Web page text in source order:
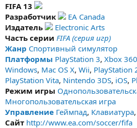
FIFA 13
Разработчик
EA Canada
Издатель
Electronic Arts
Часть серии FIFA (серия игр)
Жанр Спортивный симулятор
Платформы PlayStation 3, Xbox 360
Windows, Mac OS X, Wii, PlayStation
PlayStation Vita, Nintendo 3DS, iOS,
Режим игры
Многопользовательская игра
Управление Геймпад, Клавиатура,
Сайт http://www.ea.com/soccer/fifa